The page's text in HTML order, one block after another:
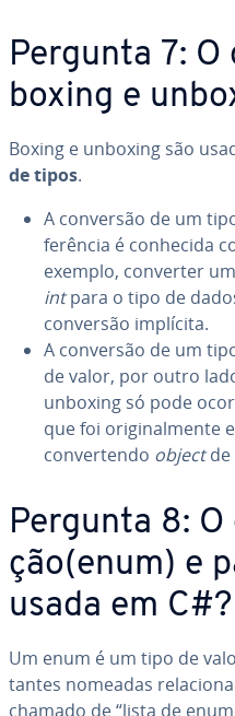
Pergunta 7:
boxing e
Boxing e unboxing são
de tipos.
A conversão de um
fe­rên­cia é conhecida
exemplo, converter
intpara o tipo de
conversão implícita.
A conversão de um
de valor, por outro
unboxing só pode
que foi ori­gi­nal­mente
con­ver­tendo objectde
Pergunta 8:
ção(enum) e
usada em C#?
Um enum é um tipo de
tan­tes nomeadas
chamado de “lista de